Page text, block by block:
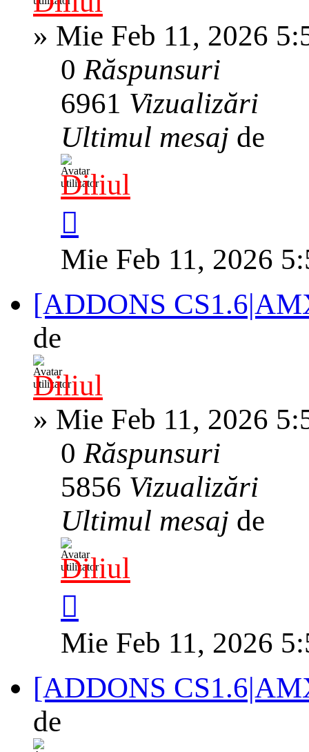
» Mie Feb 11, 2026
0Răspunsuri
6961 Vizualizări
Ultimul mesaj de
Diliul
Mie Feb 11, 2026
[ADDONS
de
Diliul
» Mie Feb 11, 2026
0Răspunsuri
5856 Vizualizări
Ultimul mesaj de
Diliul
Mie Feb 11, 2026
[ADDONS
de